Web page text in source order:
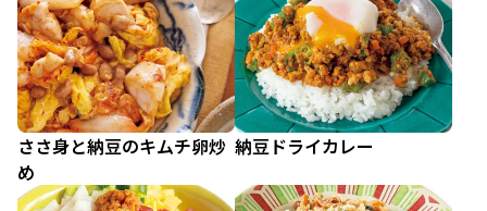
ささ身と納豆のキムチ卵炒
め
納豆ドライカレー